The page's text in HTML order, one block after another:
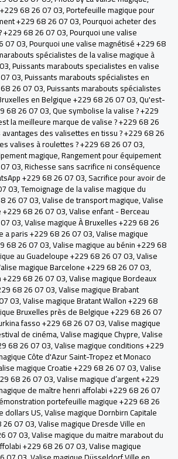
68 26 07 03,Portefeuille magique pour
+229 68 26 07 03,Pourquoi acheter des
+229 68 26 07 03,Pourquoi une valise
07 03,Pourquoi une valise magnétisé +229 68
spécialistes de la valise magique à
,Puissants marabouts specialistes en valise
03,Puissants marabouts spécialistes en
26 07 03,Puissants marabouts spécialistes
en Belgique +229 68 26 07 03,Qu'est-
68 26 07 03,Que symbolise la valise ? +229
la meilleure marque de valise ? +229 68 26
des valisettes en tissu ? +229 68 26
valises à roulettes ? +229 68 26 07 03,
magique,Rangement pour équipement
03,Richesse sans sacrifice ni conséquence
+229 68 26 07 03,Sacrifice pour avoir de
03,Temoignage de la valise magique du
26 07 03,Valise de transport magique,Valise
68 26 07 03,Valise enfant - Berceau
03,Valise magique À Bruxelles +229 68 26
a paris +229 68 26 07 03,Valise magique
68 26 07 03,Valise magique au bénin +229 68
au Guadeloupe +229 68 26 07 03,Valise
magique Barcelone +229 68 26 07 03,
+229 68 26 07 03,Valise magique Bordeaux
68 26 07 03,Valise magique Brabant
03,Valise magique Bratant Wallon +229 68
Bruxelles près de Belgique +229 68 26 07
fasso +229 68 26 07 03,Valise magique
de cinéma,Valise magique Chypre,Valise
68 26 07 03,Valise magique conditions +229
Côte d'Azur Saint-Tropez et Monaco
magique Croatie +229 68 26 07 03,Valise
68 26 07 03,Valise magique d’argent +229
de maître henri affolabi +229 68 26 07
portefeuille magique +229 68 26
dollars US,Valise magique Dornbirn Capitale
26 07 03,Valise magique Dresde Ville en
07 03,Valise magique du maitre marabout du
+229 68 26 07 03,Valise magique